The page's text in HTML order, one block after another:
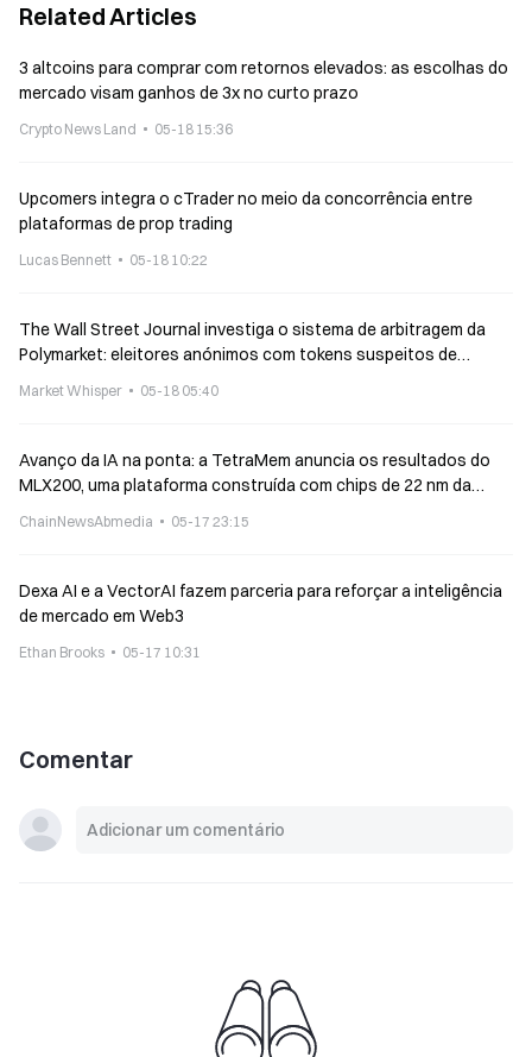
Related Articles
3 altcoins para comprar com retornos elevados: as escolhas do
mercado visam ganhos de 3x no curto prazo
Crypto News Land 05-18 15:36
Upcomers integra o cTrader no meio da concorrência entre
plataformas de prop trading
Lucas Bennett 05-18 10:22
The Wall Street Journal investiga o sistema de arbitragem da
Polymarket: eleitores anónimos com tokens suspeitos de
Market Whisper 05-18 05:40
Avanço da IA na ponta: a TetraMem anuncia os resultados do
MLX200, uma plataforma construída com chips de 22 nm da
ChainNewsAbmedia 05-17 23:15
Dexa AI e a VectorAI fazem parceria para reforçar a inteligência
de mercado em Web3
Ethan Brooks 05-17 10:31
Comentar